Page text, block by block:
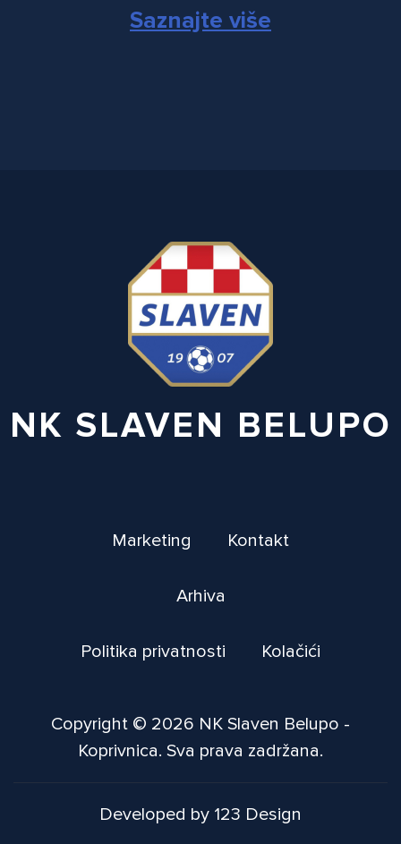
Saznajte više
NK SLAVEN BELUPO
Marketing Kontakt
Arhiva
Politika privatnosti Kolačići
Copyright © 2026 NK Slaven Belupo -
Koprivnica. Sva prava zadržana.
Developed by 123 Design